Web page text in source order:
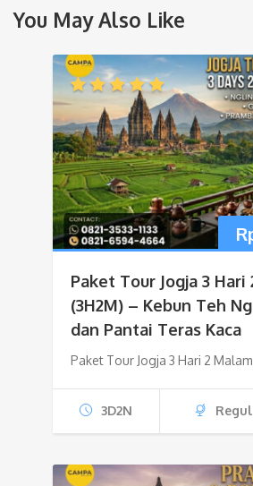
You May Also Like
Paket Tour Jogja 3 Hari
(3H2M) – Kebun Teh
dan Pantai Teras Kaca
Paket Tour Jogja 3 Hari 2 Malam
3D2N